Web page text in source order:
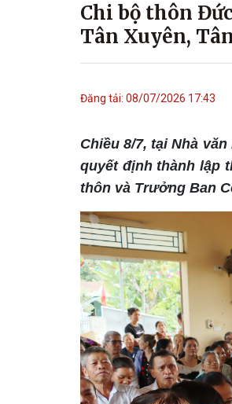
Chi bộ thôn
Tân Xuyên,
Đăng tải: 08/07/2026 17:43
Chiều 8/7, tại Nhà
quyết định thành lập
thôn và Trưởng Ban